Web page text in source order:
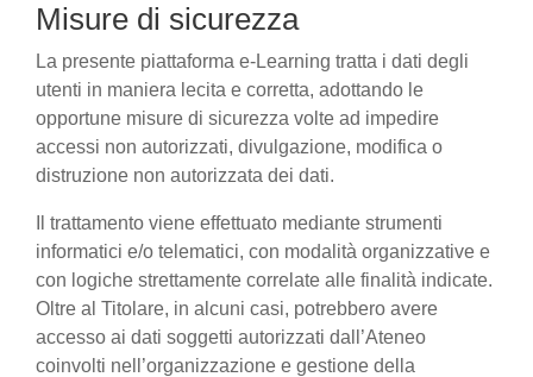
Misure di sicurezza
La presente piattaforma e-Learning tratta i dati degli
utenti in maniera lecita e corretta, adottando le
opportune misure di sicurezza volte ad impedire
accessi non autorizzati, divulgazione, modifica o
distruzione non autorizzata dei dati.
Il trattamento viene effettuato mediante strumenti
informatici e/o telematici, con modalità organizzative e
con logiche strettamente correlate alle finalità indicate.
Oltre al Titolare, in alcuni casi, potrebbero avere
accesso ai dati soggetti autorizzati dall’Ateneo
coinvolti nell’organizzazione e gestione della